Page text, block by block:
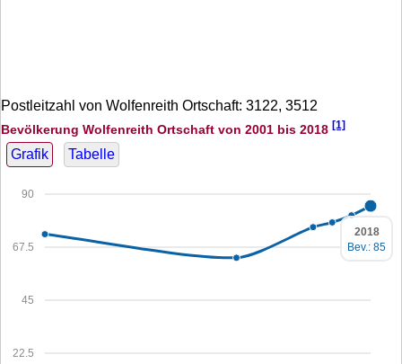
Postleitzahl von Wolfenreith Ortschaft: 3122, 3512
Bevölkerung Wolfenreith Ortschaft von 2001 bis 2018 [1]
Grafik Tabelle
22.5
45
67.5
90
2018
Bev.: 85